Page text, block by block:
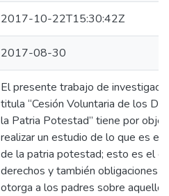
2017-10-22T15:30:42Z
2017-08-30
El presente trabajo de
titula “Cesión Voluntaria de los
la Patria Potestad” tiene por
realizar un estudio de lo que es el
de la patria potestad; esto es el
derechos y también obligaciones
otorga a los padres sobre